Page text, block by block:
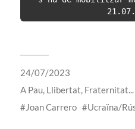
24/07/2023
A Pau, Llibertat, Fraternitat...
Joan Carrero
Ucraïna/